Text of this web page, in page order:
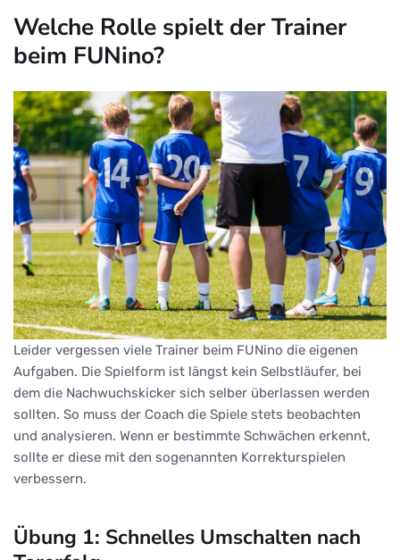
Welche Rolle spielt der Trainer
beim FUNino?
Leider vergessen viele Trainer beim FUNino die eigenen
Aufgaben. Die Spielform ist längst kein Selbstläufer, bei
dem die Nachwuchskicker sich selber überlassen werden
sollten. So muss der Coach die Spiele stets beobachten
und analysieren. Wenn er bestimmte Schwächen erkennt,
sollte er diese mit den sogenannten Korrekturspielen
verbessern.
Übung 1: Schnelles Umschalten nach